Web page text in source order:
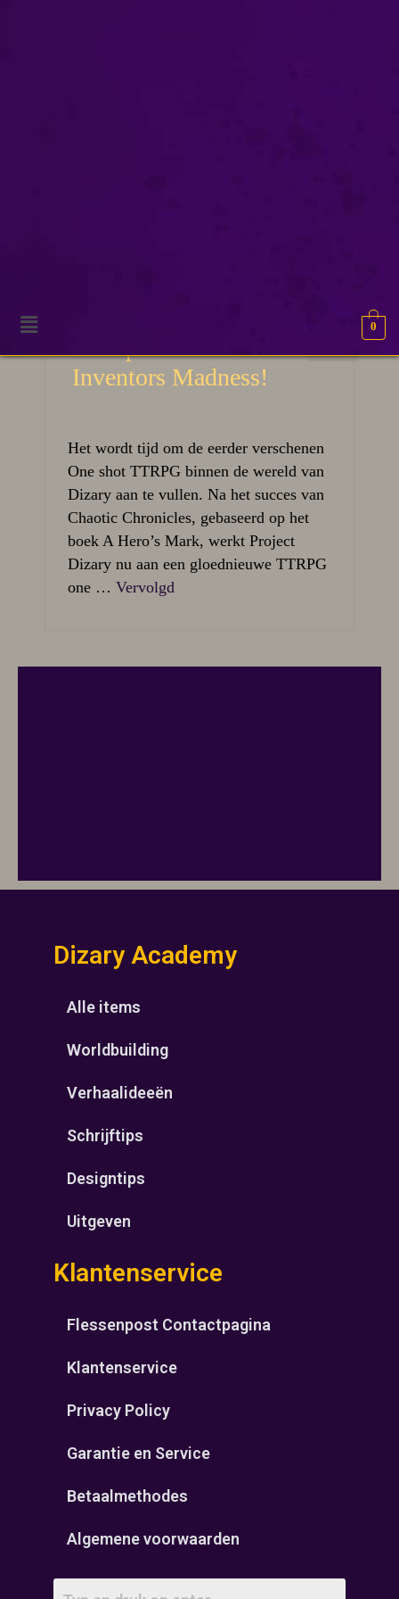
0
Pas op voor de
Inventors Madness!
Het wordt tijd om de eerder verschenen
One shot TTRPG binnen de wereld van
Dizary aan te vullen. Na het succes van
Chaotic Chronicles, gebaseerd op het
boek A Hero’s Mark, werkt Project
Dizary nu aan een gloednieuwe TTRPG
one … Vervolgd
Dizary Academy
Alle items
Worldbuilding
Verhaalideeën
Schrijftips
Designtips
Uitgeven
Klantenservice
Flessenpost Contactpagina
Klantenservice
Privacy Policy
Garantie en Service
Betaalmethodes
Algemene voorwaarden